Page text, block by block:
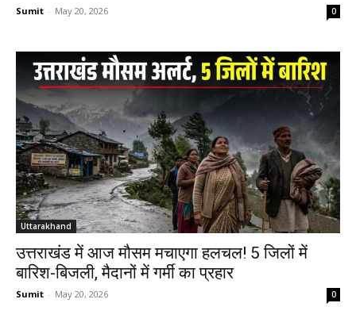
Sumit - May 20, 2026 0
Uttarakhand
उत्तराखंड में आज मौसम मचाएगा हलचल! 5 जिलों में
बारिश-बिजली, मैदानों में गर्मी का प्रहार
Sumit - May 20, 2026 0